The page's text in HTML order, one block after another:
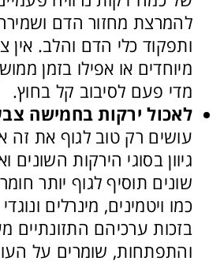
להמרצת מחזור הדם
ותפקוד כלי הדם והלב. אין
מיוחדים או אפילו בזמן
מדי פעם לסיבוב קל בחוץ.
לאכול ירקות בחמישה
עושים רק טוב לגוף את זה
גיוון בסוגי הירקות השונים
שונים תוסיף לגוף יותר
כמו ויטמינים, מינרלים
בזכות ערכיהם התזונתיים
והתפתחות, שומרים על